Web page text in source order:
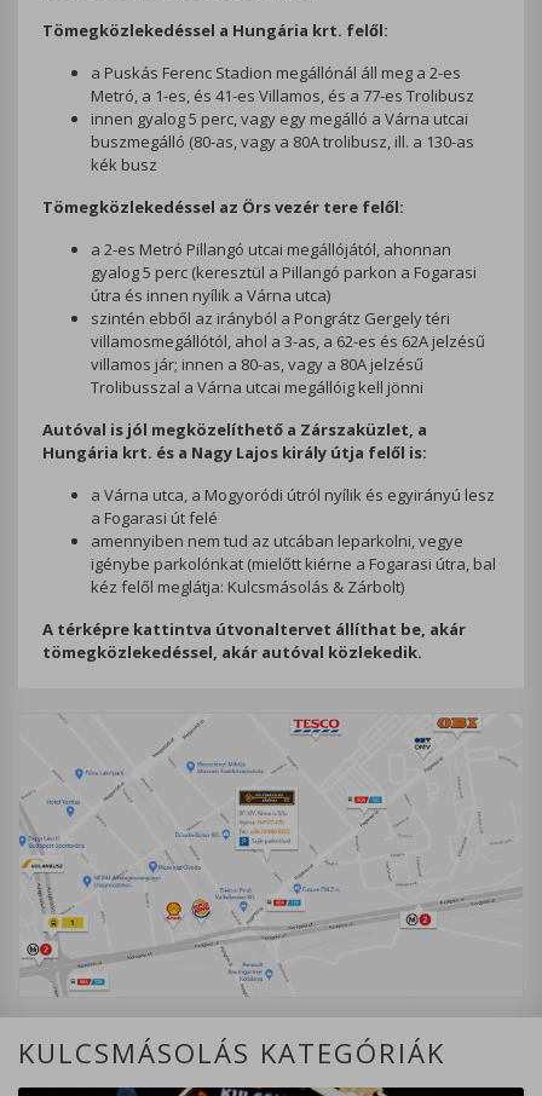
Tömegközlekedéssel a Hungária krt. felől:
a Puskás Ferenc Stadion megállónál áll meg a 2-es
Metró, a 1-es, és 41-es Villamos, és a 77-es Trolibusz
innen gyalog 5 perc, vagy egy megálló a Várna utcai
buszmegálló (80-as, vagy a 80A trolibusz, ill. a 130-as
kék busz
Tömegközlekedéssel az Örs vezér tere felől:
a 2-es Metró Pillangó utcai megállójától, ahonnan
gyalog 5 perc (keresztül a Pillangó parkon a Fogarasi
útra és innen nyílik a Várna utca)
szintén ebből az irányból a Pongrátz Gergely téri
villamosmegállótól, ahol a 3-as, a 62-es és 62A jelzésű
villamos jár; innen a 80-as, vagy a 80A jelzésű
Trolibusszal a Várna utcai megállóig kell jönni
Autóval is jól megközelíthető a Zárszaküzlet, a
Hungária krt. és a Nagy Lajos király útja felől is:
a Várna utca, a Mogyoródi útról nyílik és egyirányú lesz
a Fogarasi út felé
amennyiben nem tud az utcában leparkolni, vegye
igénybe parkolónkat (mielőtt kiérne a Fogarasi útra, bal
kéz felől meglátja: Kulcsmásolás & Zárbolt)
A térképre kattintva útvonaltervet állíthat be, akár
tömegközlekedéssel, akár autóval közlekedik.
KULCSMÁSOLÁS KATEGÓRIÁK